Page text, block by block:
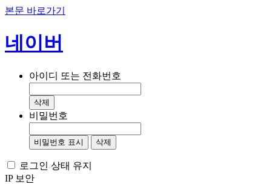
본문 바로가기
네이버
아이디 또는 전화번호
삭제
비밀번호
비밀번호 표시 삭제
로그인 상태 유지
IP 보안